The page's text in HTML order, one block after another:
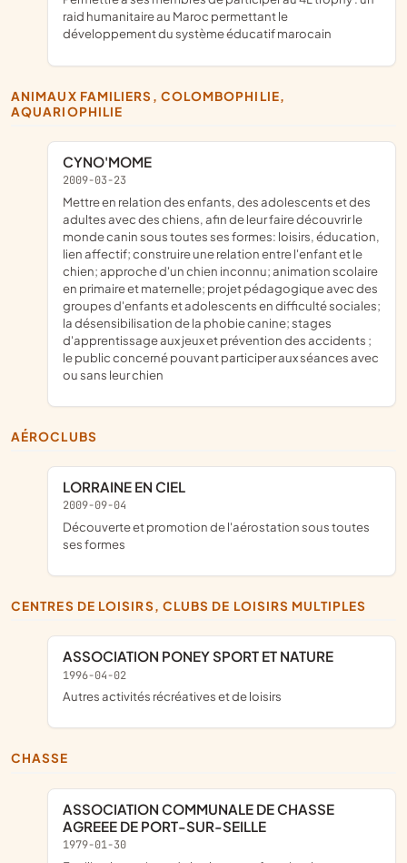
raid humanitaire au Maroc permettant le
développement du système éducatif marocain
ANIMAUX FAMILIERS, COLOMBOPHILIE,
AQUARIOPHILIE
CYNO'MOME
2009-03-23
mettre en relation des enfants, des adolescents et des
adultes avec des chiens, afin de leur faire découvrir le
monde canin sous toutes ses formes: loisirs, éducation,
lien affectif; construire une relation entre l'enfant et le
chien; approche d'un chien inconnu; animation scolaire
en primaire et maternelle; projet pédagogique avec des
groupes d'enfants et adolescents en difficulté sociales;
la désensibilisation de la phobie canine; stages
d'apprentissage aux jeux et prévention des accidents ;
le public concerné pouvant participer aux séances avec
ou sans leur chien
AÉROCLUBS
LORRAINE EN CIEL
2009-09-04
découverte et promotion de l'aérostation sous toutes
ses formes
CENTRES DE LOISIRS, CLUBS DE LOISIRS MULTIPLES
ASSOCIATION PONEY SPORT ET NATURE
1996-04-02
Autres activités récréatives et de loisirs
CHASSE
ASSOCIATION COMMUNALE DE CHASSE
AGREEE DE PORT-SUR-SEILLE
1979-01-30